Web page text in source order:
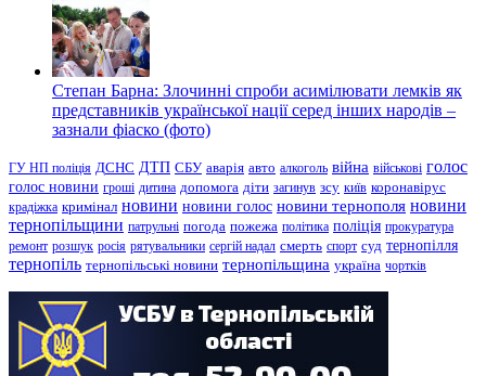
Степан Барна: Злочинні спроби асимілювати лемків як
представників української нації серед інших народів –
зазнали фіаско (фото)
ГУ НП поліція ДСНС ДТП СБУ аварія авто алкоголь війна військові голос
голос новини гроші дитина допомога діти загинув зсу київ коронавірус
крадіжка кримінал новини новини голос новини тернополя новини
тернопільщини патрульні погода пожежа політика поліція прокуратура
ремонт розшук росія рятувальники сергій надал смерть спорт суд тернопілля
тернопіль тернопільські новини тернопільщина україна чортків